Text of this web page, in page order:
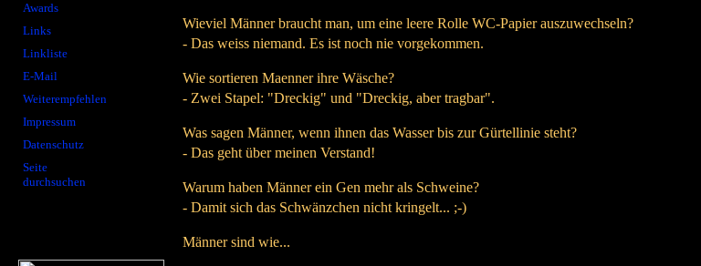
Awards
Links
Linkliste
E-Mail
Weiterempfehlen
Impressum
Datenschutz
Seite
durchsuchen
Wieviel Männer braucht man, um eine leere Rolle WC-Papier auszuwechseln?
- Das weiss niemand. Es ist noch nie vorgekommen.
Wie sortieren Maenner ihre Wäsche?
- Zwei Stapel: "Dreckig" und "Dreckig, aber tragbar".
Was sagen Männer, wenn ihnen das Wasser bis zur Gürtellinie steht?
- Das geht über meinen Verstand!
Warum haben Männer ein Gen mehr als Schweine?
- Damit sich das Schwänzchen nicht kringelt... ;-)
Männer sind wie...